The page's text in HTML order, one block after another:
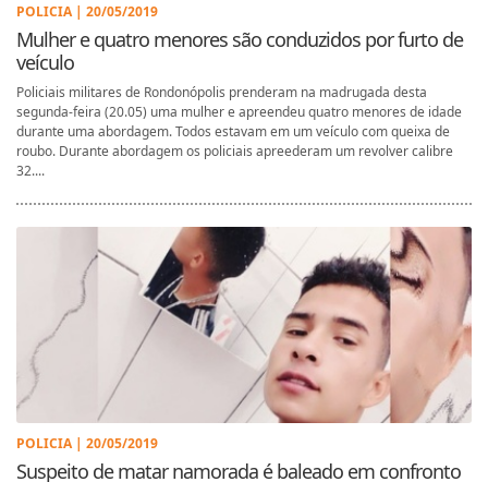
POLICIA | 20/05/2019
Mulher e quatro menores são conduzidos por furto de
veículo
Policiais militares de Rondonópolis prenderam na madrugada desta
segunda-feira (20.05) uma mulher e apreendeu quatro menores de idade
durante uma abordagem. Todos estavam em um veículo com queixa de
roubo. Durante abordagem os policiais apreederam um revolver calibre
32....
POLICIA | 20/05/2019
Suspeito de matar namorada é baleado em confronto